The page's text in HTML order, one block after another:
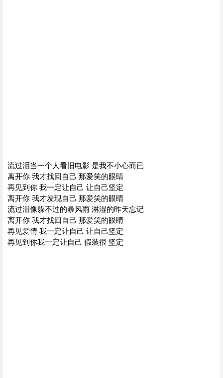
流过泪当一个人看旧电影 是我不小心而已
离开你 我才找回自己 那爱笑的眼睛
再见到你 我一定让自己 让自己坚定
离开你 我才发现自己 那爱笑的眼睛
流过泪像躲不过的暴风雨 淋湿的昨天忘记
离开你 我才找回自己 那爱笑的眼睛
再见爱情 我一定让自己 让自己坚定
再见到你我一定让自己 假装很 坚定